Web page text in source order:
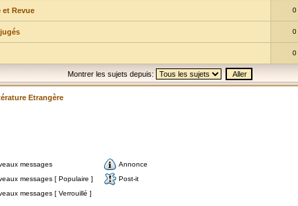
et Revue 0
0
0
Montrer les sujets depuis:
Etrangère
messages
Annonce
messages [ Populaire ]
Post-it
messages [ Verrouillé ]